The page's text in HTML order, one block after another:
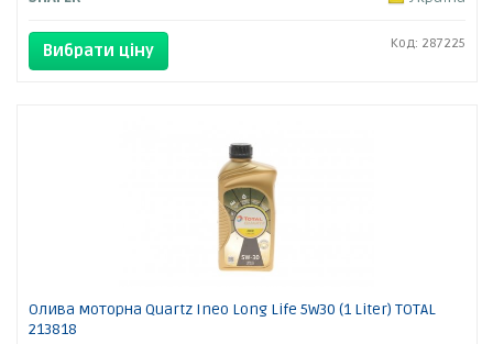
Вибрати ціну Код: 287225
Олива моторна Quartz Ineo Long Life 5W30 (1 Liter) TOTAL
213818